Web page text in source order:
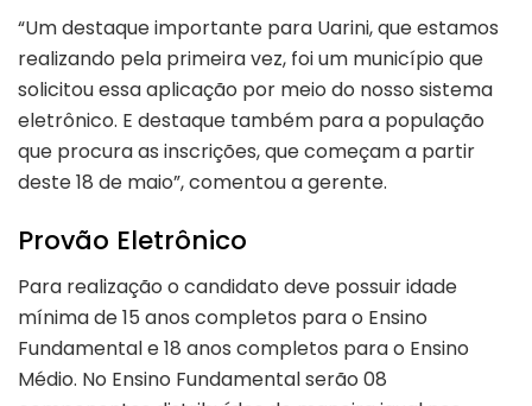
“Um destaque importante para Uarini, que estamos
realizando pela primeira vez, foi um município que
solicitou essa aplicação por meio do nosso sistema
eletrônico. E destaque também para a população
que procura as inscrições, que começam a partir
deste 18 de maio”, comentou a gerente.
Provão Eletrônico
Para realização o candidato deve possuir idade
mínima de 15 anos completos para o Ensino
Fundamental e 18 anos completos para o Ensino
Médio. No Ensino Fundamental serão 08